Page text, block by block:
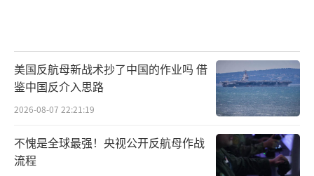
美国反航母新战术抄了中国的作业吗 借
鉴中国反介入思路
2026-08-07 22:21:19
不愧是全球最强！央视公开反航母作战
流程